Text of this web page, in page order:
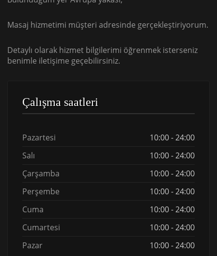
Masaj hizmetimi müşteri adresinde gerçekleştiriyorum.
Detaylı olarak hizmet bilgilerimi öğrenmek isterseniz
benimle iletişime geçebilirsiniz.
Çalışma saatleri
Pazartesi
10:00 - 24:00
Salı
10:00 - 24:00
Çarşamba
10:00 - 24:00
Perşembe
10:00 - 24:00
Cuma
10:00 - 24:00
Cumartesi
10:00 - 24:00
Pazar
10:00 - 24:00